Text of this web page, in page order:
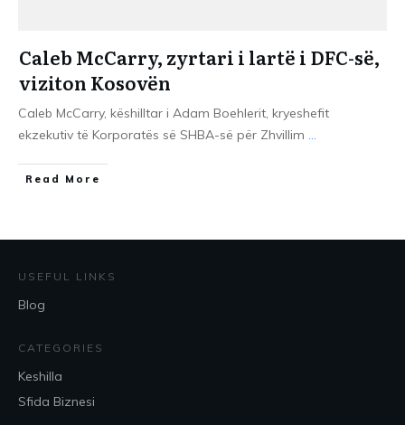
Caleb McCarry, zyrtari i lartë i DFC-së,
viziton Kosovën
Caleb McCarry, këshilltar i Adam Boehlerit, kryeshefit
ekzekutiv të Korporatës së SHBA-së për Zhvillim ...
​Read More
USEFUL LINKS
Blog
CATEGORIES
Keshilla
Sfida Biznesi